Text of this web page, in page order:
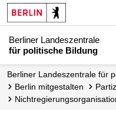
Berliner Landeszentrale
für politische Bildung
Berliner Landeszentrale für
Berlin mitgestalten